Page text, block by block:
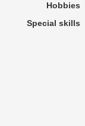
Hobbies
Special skills